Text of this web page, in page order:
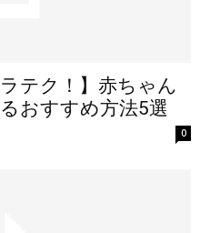
テク！】赤ちゃん
おすすめ方法5選
0